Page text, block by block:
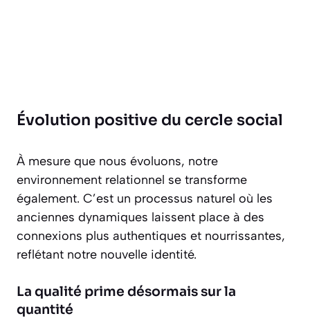
Évolution positive du cercle social
À mesure que nous évoluons, notre
environnement relationnel se transforme
également. C’est un processus naturel où les
anciennes dynamiques laissent place à des
connexions plus authentiques et nourrissantes,
reflétant notre nouvelle identité.
La qualité prime désormais sur la
quantité